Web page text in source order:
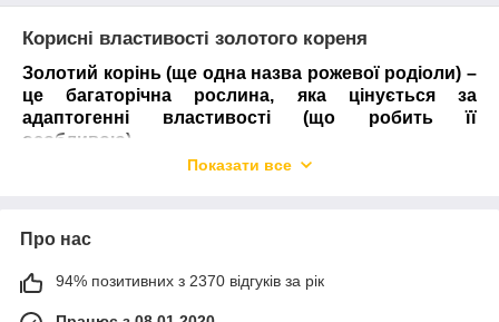
Корисні властивості золотого кореня
Золотий корінь (ще одна назва рожевої родіоли) –
це багаторічна рослина, яка цінується за
адаптогенні властивості (що робить її
особливою).
Купити родіолу рожеву – означає відчути на собі
організму набагато легше переносити
підтримку нервової системи (людина більш
стабільно реагує на стрес);
Показати все
Про нас
94% позитивних з 2370 відгуків за рік